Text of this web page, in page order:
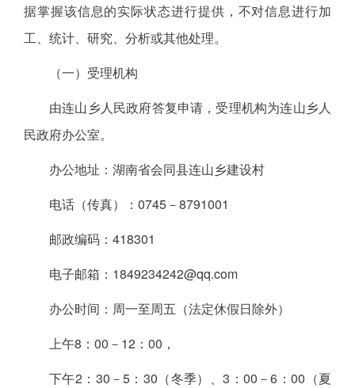
据掌握该信息的实际状态进行提供，不对信息进行加
工、统计、研究、分析或其他处理。
（一）受理机构
由连山乡人民政府答复申请，受理机构为连山乡人
民政府办公室。
办公地址：湖南省会同县连山乡建设村
电话（传真）：0745－8791001
邮政编码：418301
电子邮箱：1849234242@qq.com
办公时间：周一至周五（法定休假日除外）
上午8：00－12：00，
下午2：30－5：30（冬季）、3：00－6：00（夏